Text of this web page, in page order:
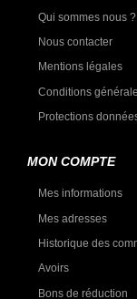
Qui sommes nous ?
Nous contacter
Mentions légales
Conditions
Protections
MON COMPTE
Mes informations
Mes adresses
Historique des
Avoirs
Bons de réduction